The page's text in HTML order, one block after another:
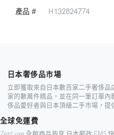
產品 # H132824774
日本奢侈品市場
立即獲取來自日本數百家二手奢侈
家的數萬件精品，並在同一筆訂單
侈品愛好者與日本頂級二手市場，提
全球免運費